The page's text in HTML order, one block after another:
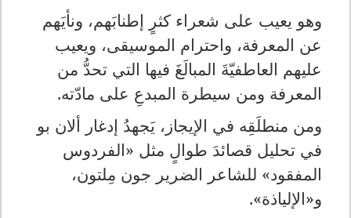
وهو يعيب على شعراء كثرٍ إطنابَهم، ونأيَهم
عن المعرفة، واحترام الموسيقى، ويعيب
عليهم العاطفيّةَ المبالَغَ فيها التي تحدُّ من
المعرفة ومن سيطرة المبدعِ على مادّته.
ومن منطلَقِه في الإيجاز، يَجهدُ إدغار ألان بو
في تحليل قصائدَ طوالٍ مثل «الفردوس
المفقود» للشاعر الضرير جون مِلتون،
و«الإلياذة».